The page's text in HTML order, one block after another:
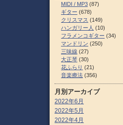
MIDI / MP3 (87)
ギター (678)
クリスマス (149)
ハンガリー人 (10)
フラメンコギター (34)
マンドリン (250)
三味線 (27)
大正琴 (30)
花ふらり (21)
音楽療法 (356)
月別アーカイブ
2022年6月
2022年5月
2022年4月